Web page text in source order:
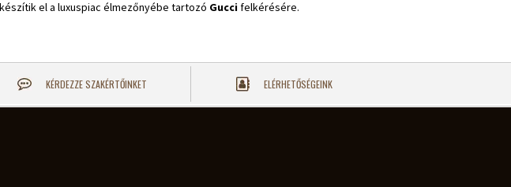
el a luxuspiac élmezőnyébe tartozó Guccifelkérésére.
KÉRDEZZE SZAKÉRTŐINKET ELÉRHETŐSÉGEINK